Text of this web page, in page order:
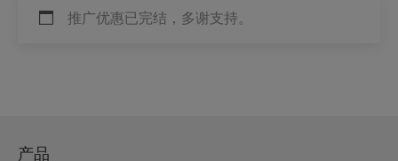
推广优惠已完结，多谢支持。
产品